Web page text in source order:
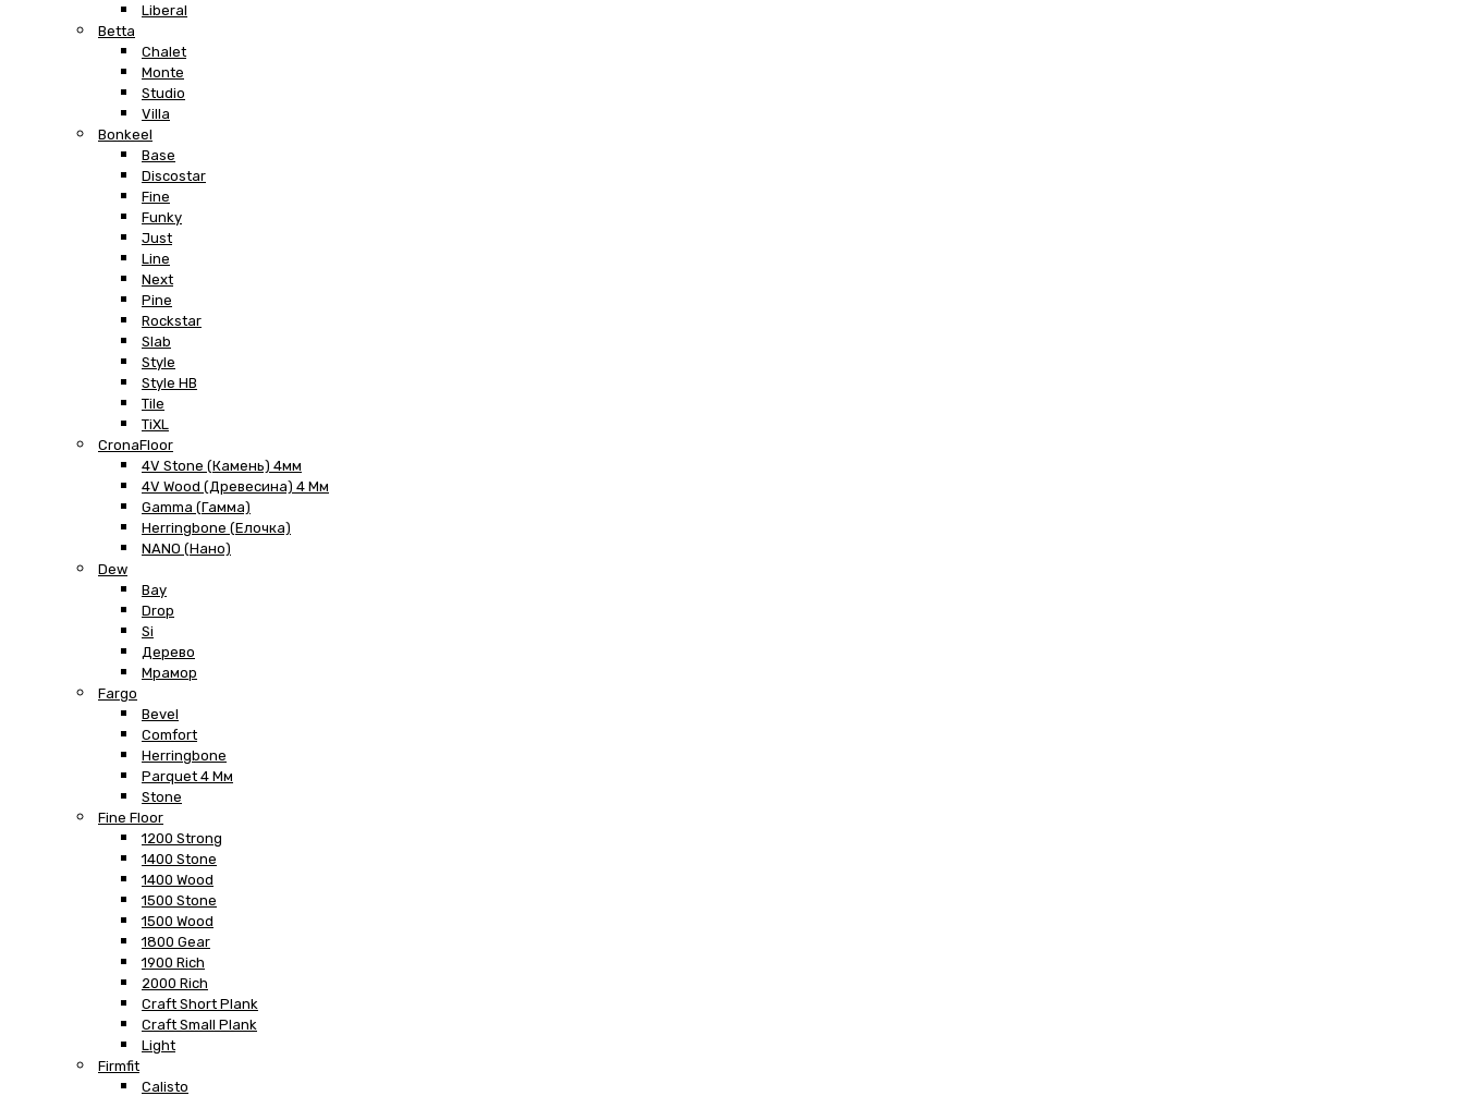
Liberal
Betta
Chalet
Monte
Studio
Villa
Bonkeel
Base
Discostar
Fine
Funky
Just
Line
Next
Pine
Rockstar
Slab
Style
Style HB
Tile
TiXL
CronaFloor
4V Stone (Камень) 4мм
4V Wood (Древесина) 4 Мм
Gamma (Гамма)
Herringbone (Елочка)
NANO (Нано)
Dew
Bay
Drop
Si
Дерево
Мрамор
Fargo
Bevel
Comfort
Herringbone
Parquet 4 Мм
Stone
Fine Floor
1200 Strong
1400 Stone
1400 Wood
1500 Stone
1500 Wood
1800 Gear
1900 Rich
2000 Rich
Craft Short Plank
Craft Small Plank
Light
Firmfit
Calisto